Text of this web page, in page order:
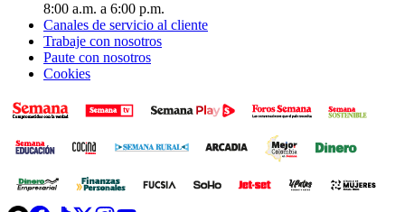
8:00 a.m. a 6:00 p.m.
Canales de servicio al cliente
Trabaje con nosotros
Paute con nosotros
Cookies